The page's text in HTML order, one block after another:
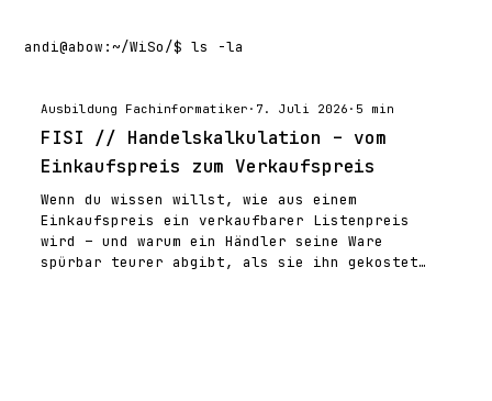
andi@abow :~/WiSo/$ ls -la
Ausbildung Fachinformatiker · 7. Juli 2026 · 5 min
FISI // Handelskalkulation – vom
Einkaufspreis zum Verkaufspreis
Wenn du wissen willst, wie aus einem
Einkaufspreis ein verkaufbarer Listenpreis
wird – und warum ein Händler seine Ware
spürbar teurer abgibt, als sie ihn gekostet…